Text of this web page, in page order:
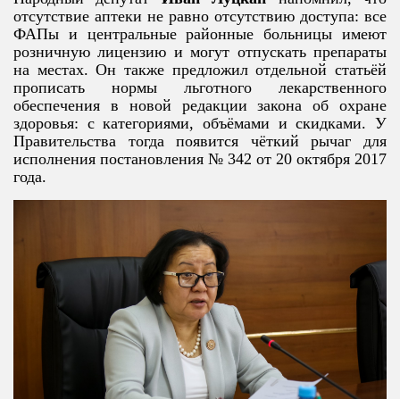
отсутствие аптеки не равно отсутствию доступа: все
ФАПы и центральные районные больницы имеют
розничную лицензию и могут отпускать препараты
на местах. Он также предложил отдельной статьёй
прописать нормы льготного лекарственного
обеспечения в новой редакции закона об охране
здоровья: с категориями, объёмами и скидками. У
Правительства тогда появится чёткий рычаг для
исполнения постановления № 342 от 20 октября 2017
года.